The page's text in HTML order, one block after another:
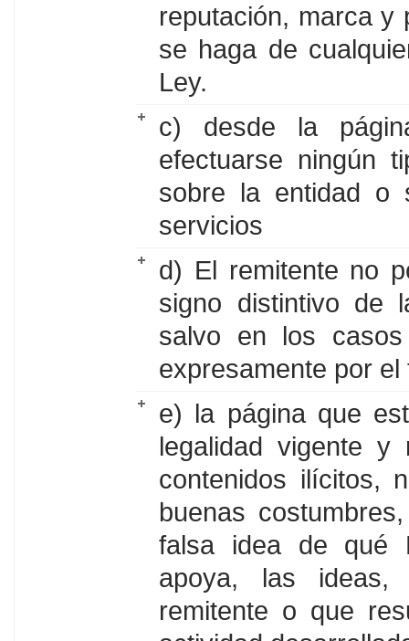
reputación, marca y
se haga de
Ley.
c) desde la
efectuarse ningún
sobre la entidad o
servicios
d) El remitente no
signo distintivo de
salvo en los
expresamente por
e) la página que
legalidad vigente
contenidos ilícitos,
buenas
falsa idea de qué
apoya, las ideas,
remitente o que